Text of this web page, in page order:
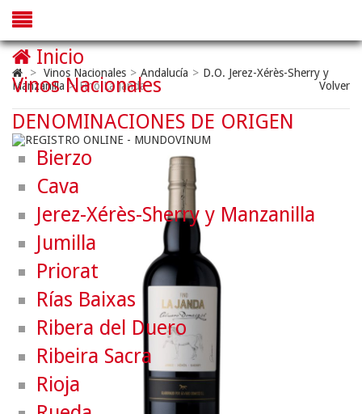
> Vinos Nacionales > Andalucía > D.O. Jerez-Xérès-Sherry y
Manzanilla > Fino La Janda Volver
Inicio
Vinos Nacionales
DENOMINACIONES DE ORIGEN
Bierzo
Cava
Jerez-Xérès-Sherry y Manzanilla
Jumilla
Priorat
Rías Baixas
Ribera del Duero
Ribeira Sacra
Rioja